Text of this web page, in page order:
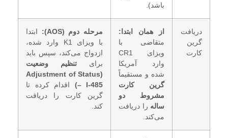
باشد).
دریافت
گرین
کارت
از همان ابتدا:
متقاضی با
ویزای CR1
وارد آمریکا
شده و مستقیماً
گرین کارت
مشروط دو
سالهرا دریافت
می‌کند.
مرحله دوم (AOS):
ابتدا
با ویزای K1 وارد شده،
ازدواج می‌کند، سپس باید
برای
تنظیم وضعیت
(Adjustment of Status
– I-485) اقدام کرده تا
گرین کارت را دریافت
کند.